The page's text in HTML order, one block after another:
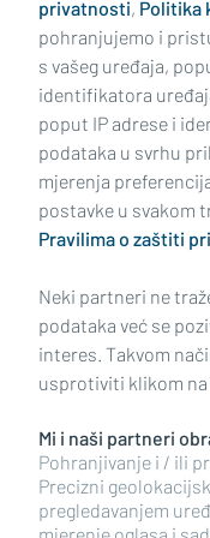
Impressum Uvjeti
Politika kolačića
Oglašavanje
RUBRIKE
BRODSKO-POSAVSKA
POŽEŠKO-SLAVONSKA
privatnosti, Politika
pohranjujemo i
s vašeg uređaja,
identifikatora
poput IP adrese i
podataka u svrhu
mjerenja
postavke u svakom
Pravilima o zaštiti
Neki partneri ne
podataka već se
interes. Takvom
usprotiviti klikom na
Mi i naši partneri
Pohranjivanje i / ili
Precizni
pregledavanjem